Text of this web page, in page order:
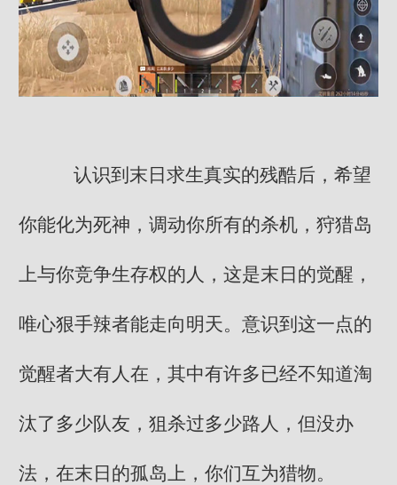
认识到末日求生真实的残酷后，希望
你能化为死神，调动你所有的杀机，狩猎岛
上与你竞争生存权的人，这是末日的觉醒，
唯心狠手辣者能走向明天。意识到这一点的
觉醒者大有人在，其中有许多已经不知道淘
汰了多少队友，狙杀过多少路人，但没办
法，在末日的孤岛上，你们互为猎物。